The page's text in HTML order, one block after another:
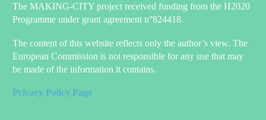
The MAKING-CITY project received funding from the H2020
Programme under grant agreement n°824418.
The content of this website reflects only the author’s view. The
European Commission is not responsible for any use that may
be made of the information it contains.
Privacy Policy Page